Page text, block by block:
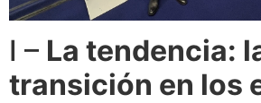
I – La tendencia:
transición en los